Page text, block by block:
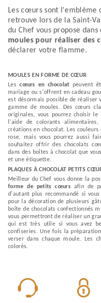
Les cœurs sont l'emblème
retrouve lors de la Saint-
du Chef vous propose
moules pour réaliser des
déclarer votre flamme.
MOULES EN FORME DE CŒUR
Lescœurs en chocolat peuvent
mariage ou s'offrent en cadeau
est désormais possible de réaliser
gamme de moules. Des cœurs
originales, vous pourrez choisir
l'aide de colorants
créations en chocolat. Les
rose, mais vous pourrez aussi
souhaitez offrir des chocolats
dans des boîtes à chocolat que
et une étiquette.
PLAQUES À CHOCOLAT PETITS
Meilleur du Chef vous donne la
forme de petits cœursafin de
d'autant plus recommandé si
pour la décoration de plusieurs
boîte de chocolats confectionnés
vous permettront de réaliser un
qui est très utile si vous avez
confiseries. Une fois la
verser dans chaque moule. Les
colorés.